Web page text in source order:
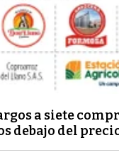
a siete
debajo del